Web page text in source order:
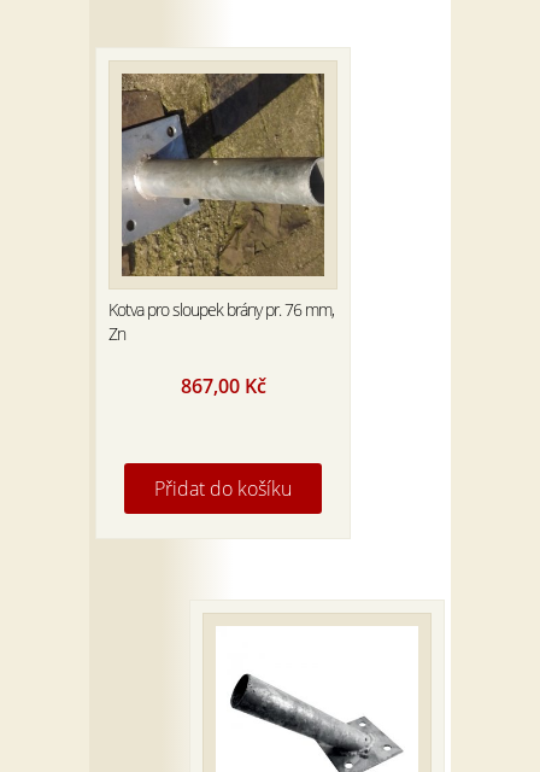
Kotva pro sloupek brány pr. 76 mm,
Zn
867,00 Kč
Přidat do košíku